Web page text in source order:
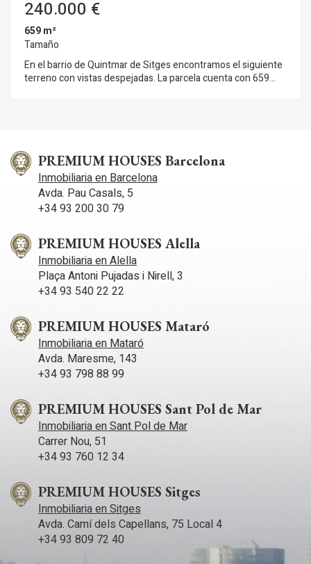
en coche de servicios y autopistas.
240.000 €
659 m²
Tamaño
En el barrio de Quintmar de Sitges encontramos el siguiente
terreno con vistas despejadas. La parcela cuenta con 659
construcción auxiliar: 5% Uso permitido: vivienda unifamiliar El
barrio de Quintmar de Sitges se caracteriza por disfrutar de
mucha tranquilidad durante todo el año debido a su ubicación
con respecto al parque natural del Garraf. Todo ello sin
renunciar a una conexión óptima con respecto a la autopista
PREMIUM HOUSES Barcelona
Inmobiliaria en Barcelona
Avda. Pau Casals, 5
+34 93 200 30 79
PREMIUM HOUSES Alella
Inmobiliaria en Alella
Plaça Antoni Pujadas i Nirell, 3
+34 93 540 22 22
PREMIUM HOUSES Mataró
Inmobiliaria en Mataró
Avda. Maresme, 143
+34 93 798 88 99
PREMIUM HOUSES Sant Pol de Mar
Inmobiliaria en Sant Pol de Mar
Carrer Nou, 51
+34 93 760 12 34
PREMIUM HOUSES Sitges
Inmobiliaria en Sitges
Avda. Camí­ dels Capellans, 75 Local 4
+34 93 809 72 40